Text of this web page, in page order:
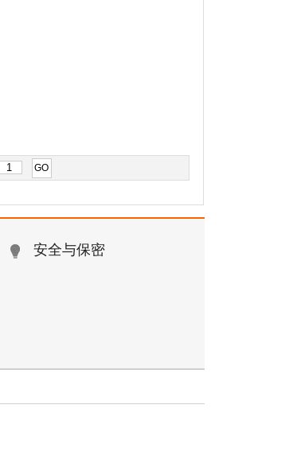
GO
安全与保密